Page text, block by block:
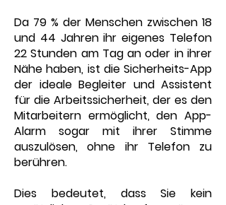
Da 79 % der Menschen zwischen 18
und 44 Jahren ihr eigenes Telefon
22 Stunden am Tag an oder in ihrer
Nähe haben, ist die Sicherheits-App
der ideale Begleiter und Assistent
für die Arbeitssicherheit, der es den
Mitarbeitern ermöglicht, den App-
Alarm sogar mit ihrer Stimme
auszulösen, ohne ihr Telefon zu
berühren.
Dies bedeutet, dass Sie kein